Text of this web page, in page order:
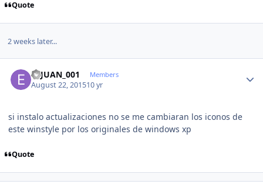
Quote
2 weeks later...
ELJUAN_001 Members
August 22, 201510 yr
si instalo actualizaciones no se me cambiaran los iconos de
este winstyle por los originales de windows xp
Quote